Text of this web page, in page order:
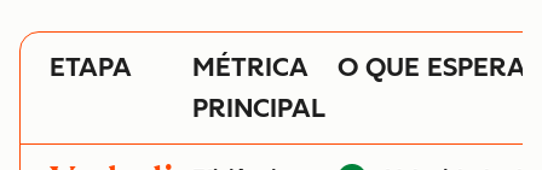
ETAPA
MÉTRICA
PRINCIPAL
O QUE